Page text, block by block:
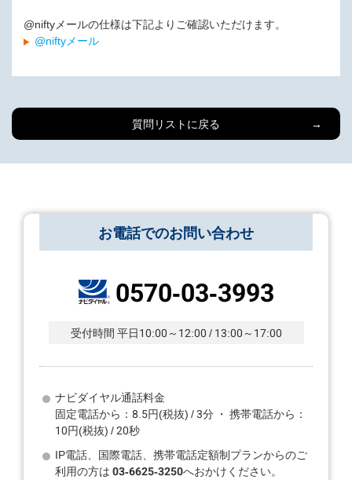
@niftyメールの仕様は下記よりご確認いただけます。
@niftyメール
質問リストに戻る
お電話でのお問い合わせ
0570-03-3993
受付時間 平日10:00～12:00 / 13:00～17:00
ナビダイヤル通話料金
固定電話から：8.5円(税抜) / 3分 ・ 携帯電話から：
10円(税抜) / 20秒
IP電話、国際電話、携帯電話定額制プランからのご
利用の方は 03-6625-3250へおかけください。